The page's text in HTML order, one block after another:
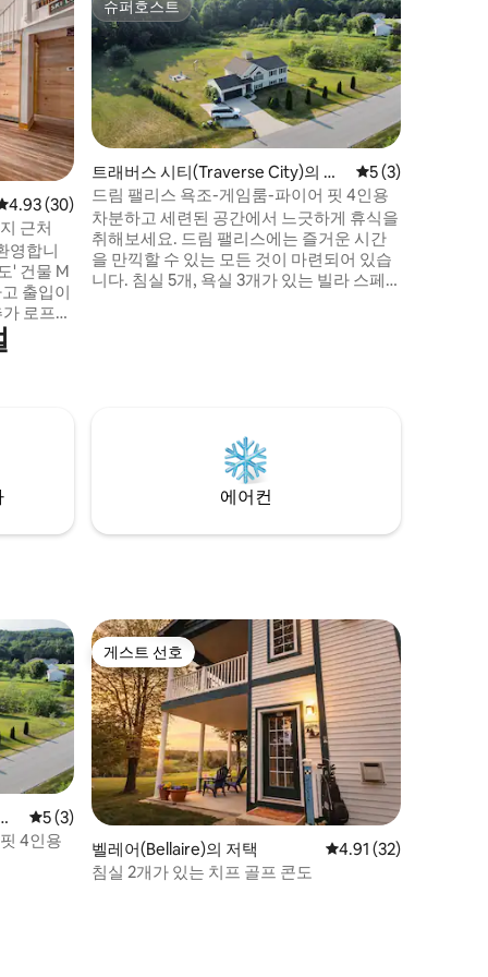
점 4.93점(5점 만점), 후기 30개
4.93 (30)
근처
영합니
' 건물 M
출입이
로프트
트가 편
슈퍼호스트
슈퍼호스트
트래버스 시티(Traverse City)의 저
택
평점 5점(5점 만점
5 (3)
드림 팰리스 욕조-게임룸-파이어 핏 4인용
차분하고 세련된 공간에서 느긋하게 휴식을
취해보세요. 드림 팰리스에는 즐거운 시간
을 만끽할 수 있는 모든 것이 마련되어 있습
니다. 침실 5개, 욕실 3개가 있는 빌라 스페
에어컨
평점 5점(5점 만점), 후기 3개
5 (3)
4인용
게스트 선호
게스트 선호
벨레어(Bellaire)의 저택 평점 4.91점(5점 만점
4.91 (32)
침실 2개가 있는 치프 골프 콘도